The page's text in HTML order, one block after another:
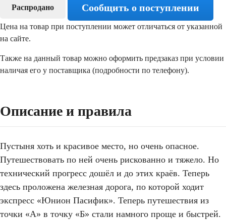
Распродано Сообщить о поступлении
Цена на товар при поступлении может отличаться от указанной
на сайте.
Также на данный товар можно оформить предзаказ при условии
наличая его у поставщика (подробности по телефону).
Описание и правила
Пустыня хоть и красивое место, но очень опасное.
Путешествовать по ней очень рискованно и тяжело. Но
технический прогресс дошёл и до этих краёв. Теперь
здесь проложена железная дорога, по которой ходит
экспресс «Юнион Пасифик». Теперь путешествия из
точки «А» в точку «Б» стали намного проще и быстрей.